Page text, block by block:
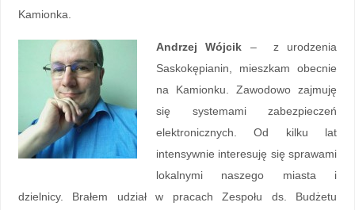
Kamionka.
Andrzej Wójcik – z urodzenia
Saskokępianin, mieszkam obecnie
na Kamionku. Zawodowo zajmuję
się systemami zabezpieczeń
elektronicznych. Od kilku lat
intensywnie interesuję się sprawami
lokalnymi naszego miasta i
dzielnicy. Brałem udział w pracach Zespołu ds. Budżetu